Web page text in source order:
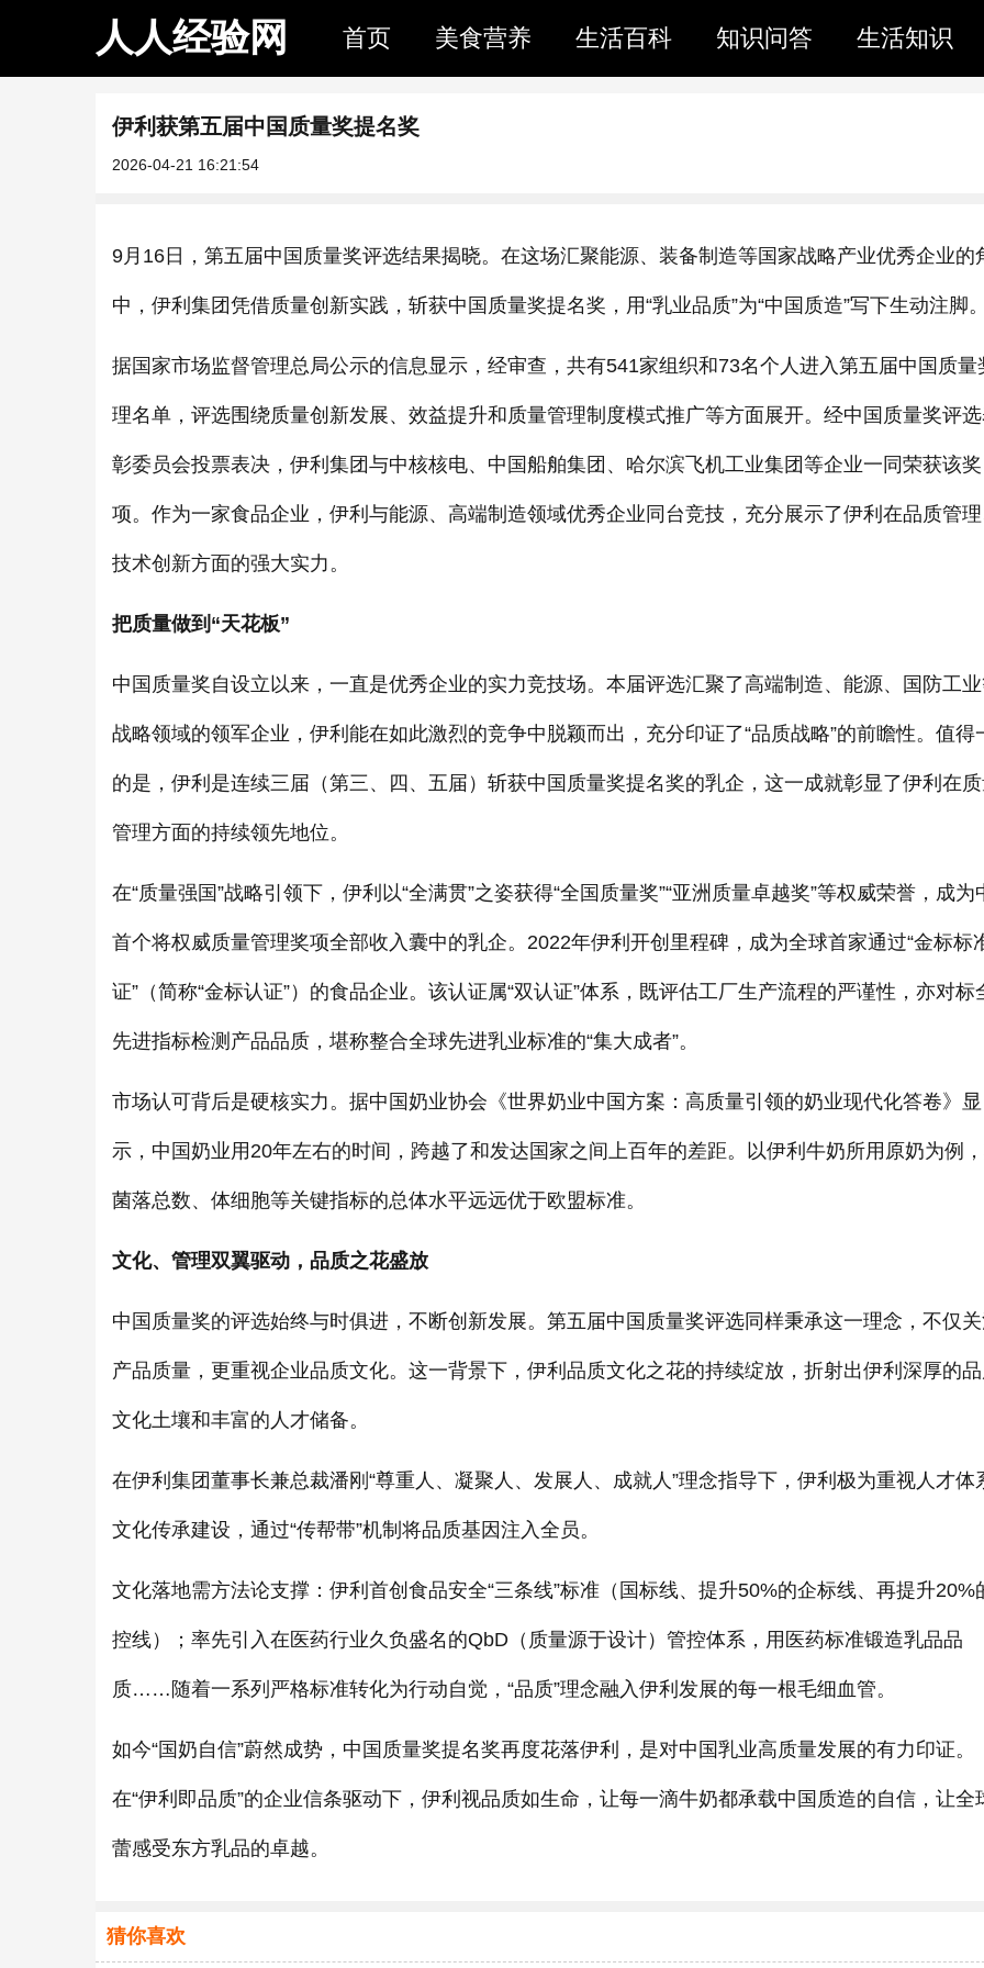
人人经验网 首页 美食营养 生活百科 知识问答 生活知识
伊利获第五届中国质量奖提名奖
2026-04-21 16:21:54
9月16日，第五届中国质量奖评选结果揭晓。在这场汇聚能源、装备制造等国家战略产业优秀企业的
中，伊利集团凭借质量创新实践，斩获中国质量奖提名奖，用“乳业品质”为“中国质造”写下生动注脚。
据国家市场监督管理总局公示的信息显示，经审查，共有541家组织和73名个人进入第五届中国质量
理名单，评选围绕质量创新发展、效益提升和质量管理制度模式推广等方面展开。经中国质量奖评
彰委员会投票表决，伊利集团与中核核电、中国船舶集团、哈尔滨飞机工业集团等企业一同荣获该奖
项。作为一家食品企业，伊利与能源、高端制造领域优秀企业同台竞技，充分展示了伊利在品质管理
技术创新方面的强大实力。
把质量做到“天花板”
中国质量奖自设立以来，一直是优秀企业的实力竞技场。本届评选汇聚了高端制造、能源、国防工
战略领域的领军企业，伊利能在如此激烈的竞争中脱颖而出，充分印证了“品质战略”的前瞻性。值得
的是，伊利是连续三届（第三、四、五届）斩获中国质量奖提名奖的乳企，这一成就彰显了伊利在
管理方面的持续领先地位。
在“质量强国”战略引领下，伊利以“全满贯”之姿获得“全国质量奖”“亚洲质量卓越奖”等权威荣誉，成为
首个将权威质量管理奖项全部收入囊中的乳企。2022年伊利开创里程碑，成为全球首家通过“金标标
证”（简称“金标认证”）的食品企业。该认证属“双认证”体系，既评估工厂生产流程的严谨性，亦对标
先进指标检测产品品质，堪称整合全球先进乳业标准的“集大成者”。
市场认可背后是硬核实力。据中国奶业协会《世界奶业中国方案：高质量引领的奶业现代化答卷》显
示，中国奶业用20年左右的时间，跨越了和发达国家之间上百年的差距。以伊利牛奶所用原奶为例
菌落总数、体细胞等关键指标的总体水平远远优于欧盟标准。
文化、管理双翼驱动，品质之花盛放
中国质量奖的评选始终与时俱进，不断创新发展。第五届中国质量奖评选同样秉承这一理念，不仅
产品质量，更重视企业品质文化。这一背景下，伊利品质文化之花的持续绽放，折射出伊利深厚的
文化土壤和丰富的人才储备。
在伊利集团董事长兼总裁潘刚“尊重人、凝聚人、发展人、成就人”理念指导下，伊利极为重视人才体
文化传承建设，通过“传帮带”机制将品质基因注入全员。
文化落地需方法论支撑：伊利首创食品安全“三条线”标准（国标线、提升50%的企标线、再提升20%
控线）；率先引入在医药行业久负盛名的QbD（质量源于设计）管控体系，用医药标准锻造乳品品
质……随着一系列严格标准转化为行动自觉，“品质”理念融入伊利发展的每一根毛细血管。
如今“国奶自信”蔚然成势，中国质量奖提名奖再度花落伊利，是对中国乳业高质量发展的有力印证。
在“伊利即品质”的企业信条驱动下，伊利视品质如生命，让每一滴牛奶都承载中国质造的自信，让全
蕾感受东方乳品的卓越。
猜你喜欢